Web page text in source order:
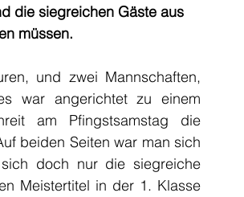
die siegreichen Gäste aus
müssen.
und zwei Mannschaften,
war angerichtet zu einem
am Pfingstsamstag die
beiden Seiten war man sich
doch nur die siegreiche
Meistertitel in der 1. Klasse